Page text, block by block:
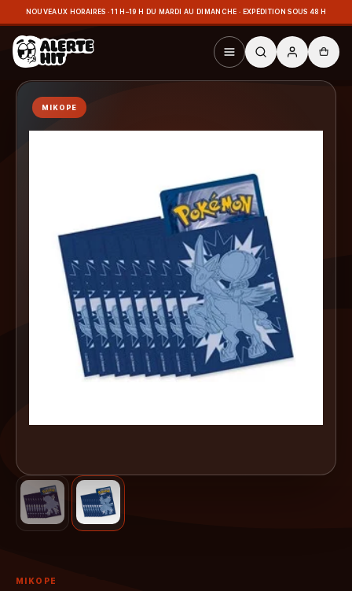
NOUVEAUX HORAIRES · 11 H–19 H DU MARDI AU DIMANCHE · EXPÉDITION SOUS 48 H
MIKOPE
MIKOPE